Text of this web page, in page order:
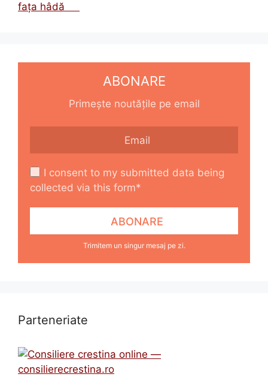
fața hâdă
ABONARE
Primește noutățile pe email
I consent to my submitted data being
collected via this form*
Trimitem un singur mesaj pe zi.
Parteneriate